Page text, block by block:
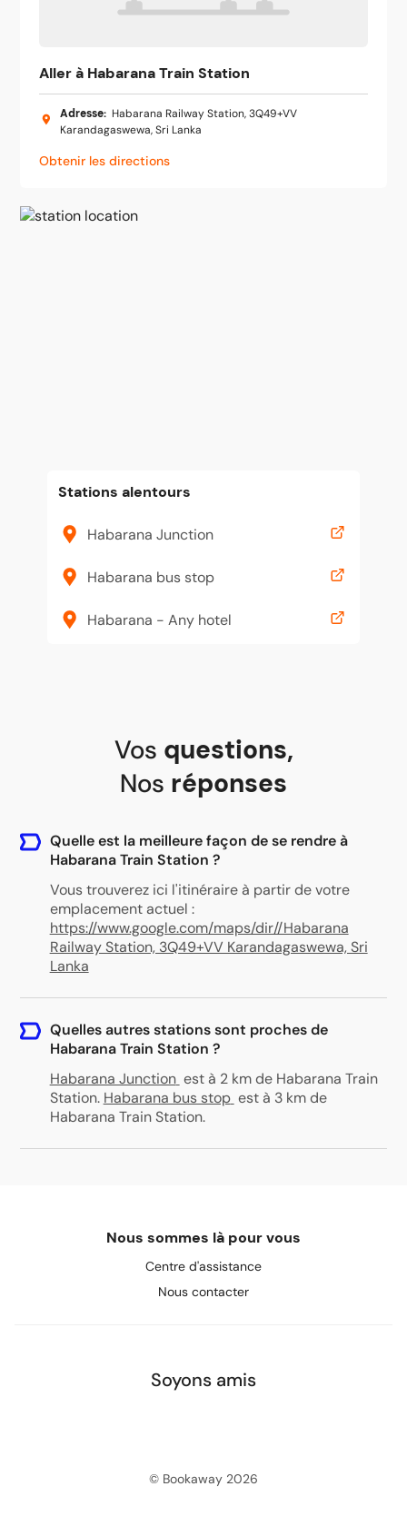
Aller à Habarana Train Station
Adresse: Habarana Railway Station, 3Q49+VV
Karandagaswewa, Sri Lanka
Obtenir les directions
Stations alentours
Habarana Junction
Habarana bus stop
Habarana - Any hotel
Vos questions,
Nos réponses
Quelle est la meilleure façon de se rendre à
Habarana Train Station ?
Vous trouverez ici l'itinéraire à partir de votre
emplacement actuel :
https://www.google.com/maps/dir//Habarana
Railway Station, 3Q49+VV Karandagaswewa, Sri
Lanka
Quelles autres stations sont proches de
Habarana Train Station ?
Habarana Junction est à 2 km de Habarana Train
Station. Habarana bus stop est à 3 km de
Habarana Train Station.
Nous sommes là pour vous
Centre d'assistance
Nous contacter
Soyons amis
© Bookaway 2026